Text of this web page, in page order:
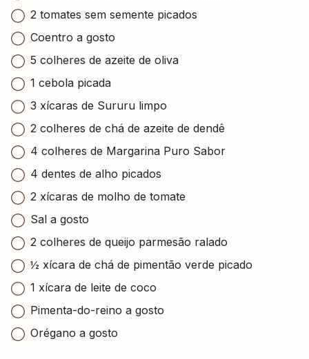
2 tomates sem semente picados
Coentro a gosto
5 colheres de azeite de oliva
1 cebola picada
3 xícaras de Sururu limpo
2 colheres de chá de azeite de dendê
4 colheres de Margarina Puro Sabor
4 dentes de alho picados
2 xícaras de molho de tomate
Sal a gosto
2 colheres de queijo parmesão ralado
½ xícara de chá de pimentão verde picado
1 xícara de leite de coco
Pimenta-do-reino a gosto
Orégano a gosto